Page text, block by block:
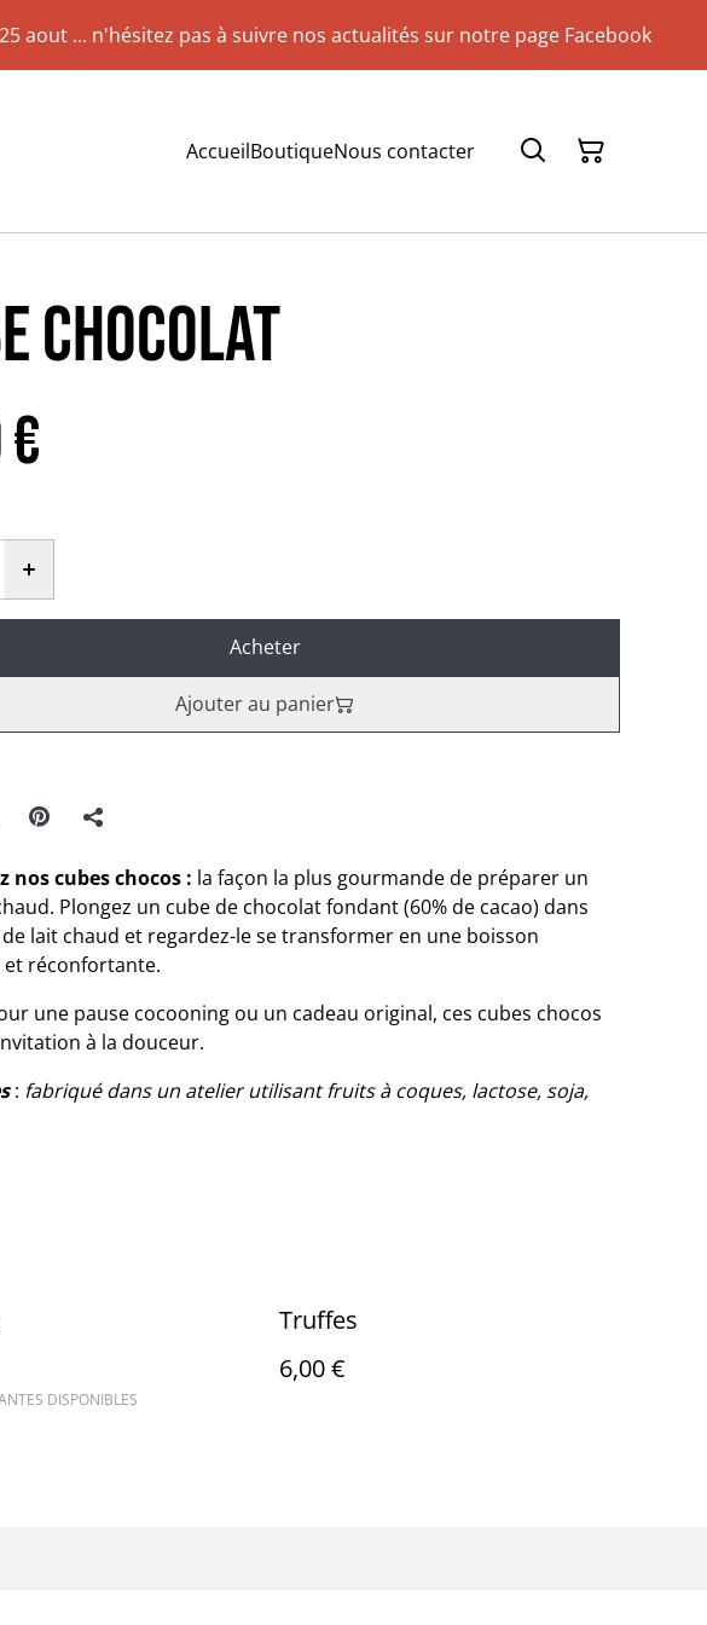
aout ... n'hésitez pas à suivre nos actualités sur notre page Facebook
AccueilBoutiqueNous contacter
Chocolat
Acheter
Ajouter au panier
nos cubes chocos : la façon la plus gourmande de préparer un
Plongez un cube de chocolat fondant (60% de cacao) dans
lait chaud et regardez-le se transformer en une boisson
et réconfortante.
une pause cocooning ou un cadeau original, ces cubes chocos
à la douceur.
: fabriqué dans un atelier utilisant fruits à coques, lactose, soja,
DISPONIBLES
Truffes
6,00 €